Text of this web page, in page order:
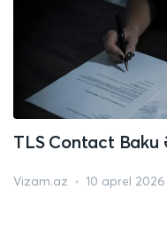
TLS Contact Baku
Vizam.az 10 aprel 2026